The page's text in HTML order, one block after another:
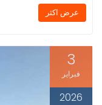
عرض اكثر
3
فبراير
2026